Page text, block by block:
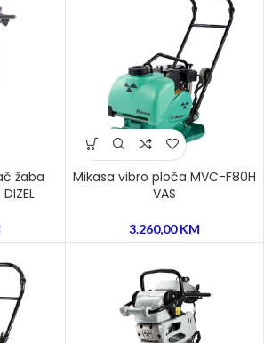
žaba
Mikasa vibro ploča MVC-F80H
VAS
3.260,00KM